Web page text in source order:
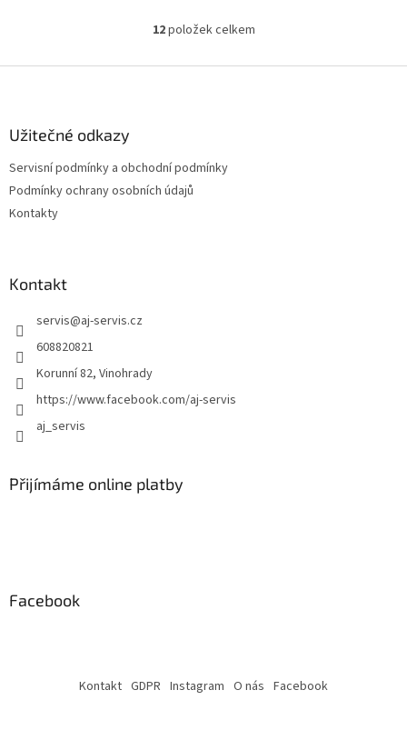
O
l
p
12položek celkem
Užitečné odkazy
Servisní podmínky a obchodní podmínky
Podmínky ochrany osobních údajů
Kontakty
Kontakt
servis@aj-servis.cz
608820821
Korunní 82, Vinohrady
https://www.facebook.com/aj-servis
aj_servis
Přijímáme online platby
Facebook
Kontakt GDPR Instagram O nás Facebook